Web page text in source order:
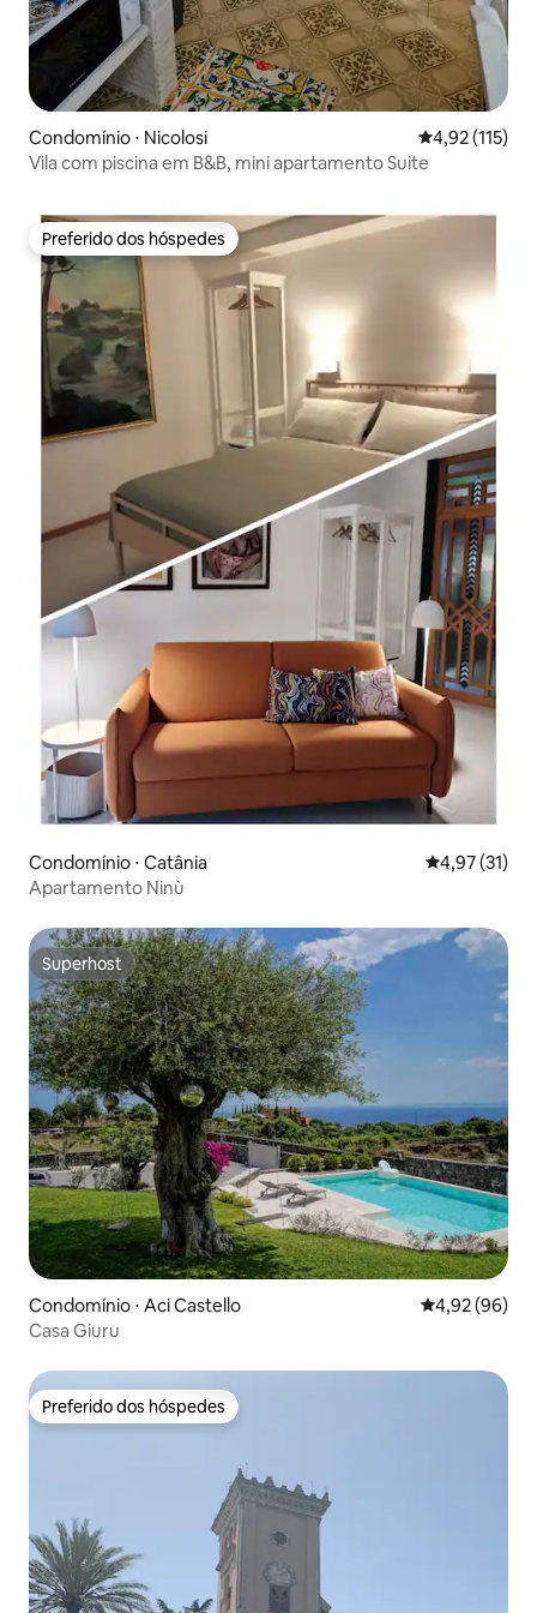
Condomínio ⋅ Nicolosi 4,92 de uma
4,92 (115)
Vila com piscina em B&B, mini apartamento Suite
Preferido dos hóspedes
Preferido dos hóspedes
Condomínio ⋅ Catânia 4,97 de uma
4,97 (31)
Apartamento Ninù
Superhost
Superhost
Condomínio ⋅ Aci Castello 4,92 de uma
4,92 (96)
Casa Giuru
Preferido dos hóspedes
Preferido dos hóspedes